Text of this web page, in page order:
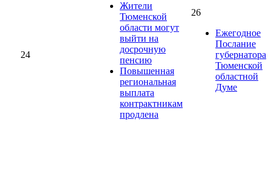
24
Жители
Тюменской
области могут
выйти на
досрочную
пенсию
Повышенная
региональная
выплата
контрактникам
продлена
26
Ежегодное
Послание
губернатора
Тюменской
областной
Думе